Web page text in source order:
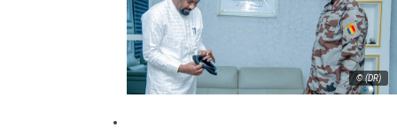
© (DR)